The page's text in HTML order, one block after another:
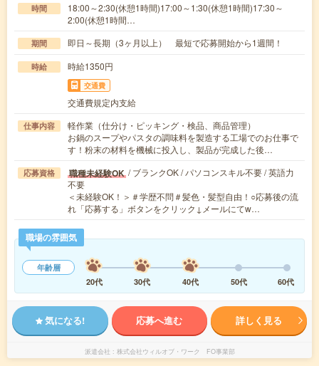
時間
18:00～2:30(休憩1時間)17:00～1:30(休憩1時間)17:30～
2:00(休憩1時間…
期間 即日～長期（3ヶ月以上） 最短で応募開始から1週間！
時給 時給1350円
交通費
交通費規定内支給
仕事内容
軽作業（仕分け・ピッキング・検品、商品管理）
お鍋のスープやパスタの調味料を製造する工場でのお仕事で
す！粉末の材料を機械に投入し、製品が完成した後…
応募資格 職種未経験OK / ブランクOK / パソコンスキル不要 / 英語力
不要
＜未経験OK！＞＃学歴不問＃髪色・髪型自由！○応募後の流
れ「応募する」ボタンをクリック↓メールにてw…
職場の雰囲気
年齢層
20代
30代 40代 50代 60代
気になる! 応募へ進む 詳しく見る
派遣会社 株式会社ウィルオブ・ワーク FO事業部